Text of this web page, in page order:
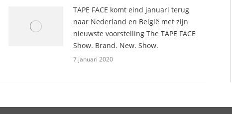
TAPE FACE komt eind januari terug
naar Nederland en België met zijn
nieuwste voorstelling The TAPE FACE
Show. Brand. New. Show.
7 januari 2020